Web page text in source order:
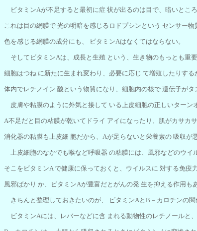
ビタミンAが不足すると最初に症 状が出るのは目で、暗いところ
これは目の網膜で 光の明暗を感じるロドプシンという センサー物
色を感じる網膜の成分にも、 ビタミンAはなくてはならない。
そしてビタミンAは、成長と生殖 という、生き物のもっとも重
細胞はつね に新たに生まれ変わり、必要に応じ て増殖したりする
体内でレチノイン 酸という物質になり、細胞内の核で 遺伝子が
皮膚や粘膜のように外気と接して いる上皮細胞の正しいターン
A不足だと目の粘膜が乾いてドライ アイになったり、肌がカサカサ
消化器の粘膜も上皮細 胞だから、Aが足らないと栄養素の 吸収が
上皮細胞のなかでも喉など呼吸器 の粘膜には、風邪などのウイ
そこをビタミンA で健康に保っておくと、ウイルスに 対する免疫
風邪ばかり か、ビタミンAが豊富だとがんの発 生を抑える作用も
きちんと整理しておきたいのが、 ビタミンAとB－カロチンの関
ビタミンAには、レバーなどに含 まれる動物性のレチノールと